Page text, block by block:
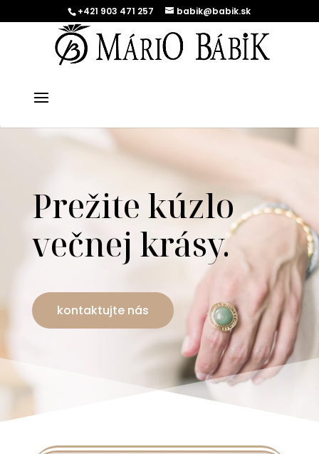
+421 903 471 257 babik@babik.sk
Prežite kúzlo
večnej krásy.
kontaktujte nás